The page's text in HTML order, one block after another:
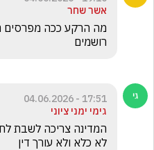
אשר שחר
רושמים
17:51 - 04.06.2026
גימי ימני ציוני
לא כלא ולא עורך דין